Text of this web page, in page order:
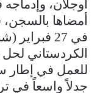
أوجلان،
أمضاها
الكردستاني لحل
للعمل في إطار
جدلاً واسعاً في